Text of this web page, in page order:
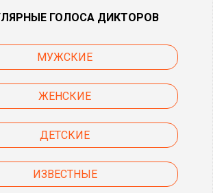
ГОЛОСА ДИКТОРОВ
МУЖСКИЕ
ЖЕНСКИЕ
ДЕТСКИЕ
ИЗВЕСТНЫЕ